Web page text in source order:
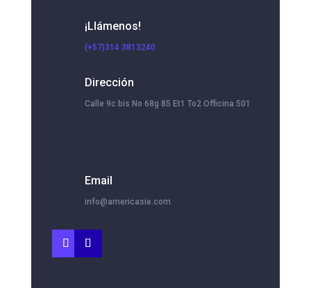
¡Llámenos!
(+57)314 3813240
Dirección
Calle 9c bis No 68g 85 Et1 To2 Officina 501
Email
info@americasie.com